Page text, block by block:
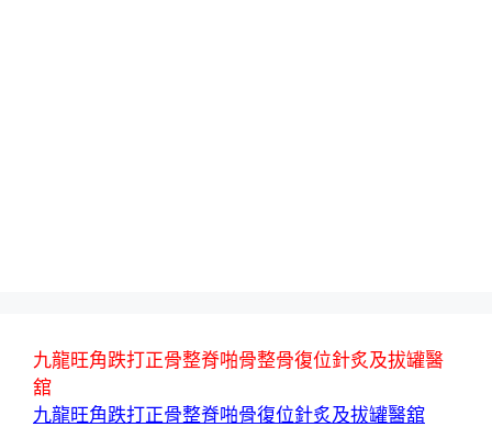
九龍旺角跌打正骨整脊啪骨整骨復位針炙及拔罐醫
舘
九龍旺角跌打正骨整脊啪骨復位針炙及拔罐醫舘